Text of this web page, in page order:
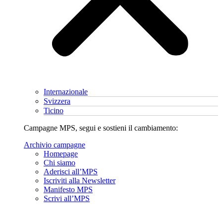
Internazionale
Svizzera
Ticino
Campagne MPS, segui e sostieni il cambiamento:
Archivio campagne
Homepage
Chi siamo
Aderisci all’MPS
Iscriviti alla Newsletter
Manifesto MPS
Scrivi all’MPS